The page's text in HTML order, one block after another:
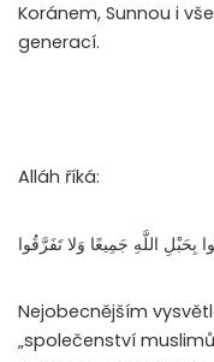
Koránem, Sunnou i
generací.
Alláh říká:
بِحَبْلِ اللَّهِ جَمِيعًا وَلا تَفَرَّقُوا
Nejobecnějším
„společenství